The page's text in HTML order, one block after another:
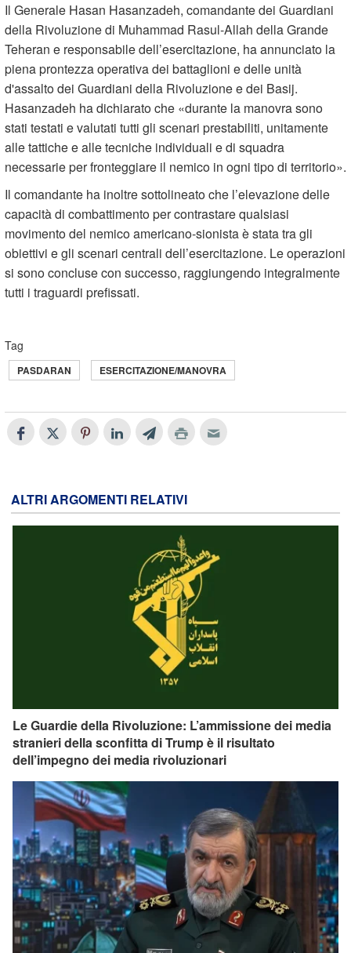
Il Generale Hasan Hasanzadeh, comandante dei Guardiani
della Rivoluzione di Muhammad Rasul-Allah della Grande
Teheran e responsabile dell’esercitazione, ha annunciato la
piena prontezza operativa dei battaglioni e delle unità
d'assalto dei Guardiani della Rivoluzione e dei Basij.
Hasanzadeh ha dichiarato che «durante la manovra sono
stati testati e valutati tutti gli scenari prestabiliti, unitamente
alle tattiche e alle tecniche individuali e di squadra
necessarie per fronteggiare il nemico in ogni tipo di territorio».
Il comandante ha inoltre sottolineato che l’elevazione delle
capacità di combattimento per contrastare qualsiasi
movimento del nemico americano-sionista è stata tra gli
obiettivi e gli scenari centrali dell’esercitazione. Le operazioni
si sono concluse con successo, raggiungendo integralmente
tutti i traguardi prefissati.
Tag
PASDARAN ESERCITAZIONE/MANOVRA
ALTRI ARGOMENTI RELATIVI
Le Guardie della Rivoluzione: L’ammissione dei media
stranieri della sconfitta di Trump è il risultato
dell’impegno dei media rivoluzionari